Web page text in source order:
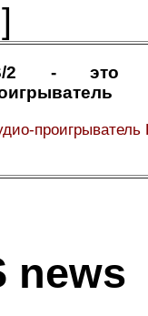
2 - это
проигрыватель
news